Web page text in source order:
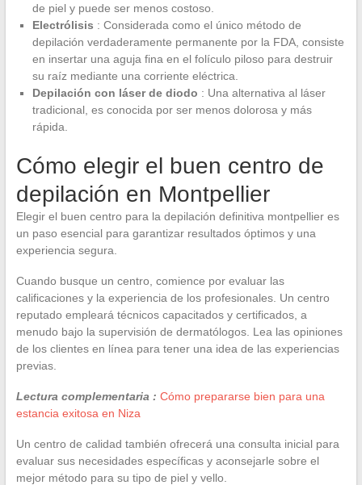
de piel y puede ser menos costoso.
Electrólisis : Considerada como el único método de
depilación verdaderamente permanente por la FDA, consiste
en insertar una aguja fina en el folículo piloso para destruir
su raíz mediante una corriente eléctrica.
Depilación con láser de diodo : Una alternativa al láser
tradicional, es conocida por ser menos dolorosa y más
rápida.
Cómo elegir el buen centro de
depilación en Montpellier
Elegir el buen centro para la depilación definitiva montpellier es
un paso esencial para garantizar resultados óptimos y una
experiencia segura.
Cuando busque un centro, comience por evaluar las
calificaciones y la experiencia de los profesionales. Un centro
reputado empleará técnicos capacitados y certificados, a
menudo bajo la supervisión de dermatólogos. Lea las opiniones
de los clientes en línea para tener una idea de las experiencias
previas.
Lectura complementaria : Cómo prepararse bien para una
estancia exitosa en Niza
Un centro de calidad también ofrecerá una consulta inicial para
evaluar sus necesidades específicas y aconsejarle sobre el
mejor método para su tipo de piel y vello.